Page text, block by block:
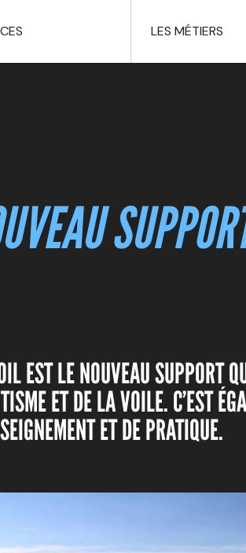
LES MÉTIERS
EST LE NOUVEAU SUPPORT
ET DE LA VOILE. C’EST
ET DE PRATIQUE.